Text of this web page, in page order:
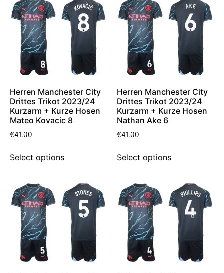
Herren Manchester City
Drittes Trikot 2023/24
Kurzarm + Kurze Hosen
Mateo Kovacic 8
€41.00
Select options
Herren Manchester City
Drittes Trikot 2023/24
Kurzarm + Kurze Hosen
Nathan Ake 6
€41.00
Select options